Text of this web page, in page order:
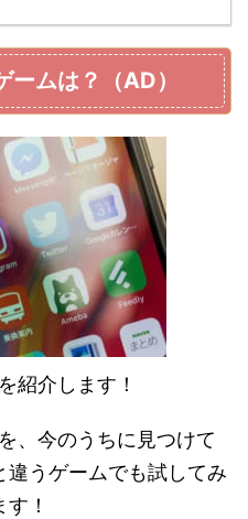
ムは？（AD）
紹介します！
、今のうちに見つけて
うゲームでも試してみ
！